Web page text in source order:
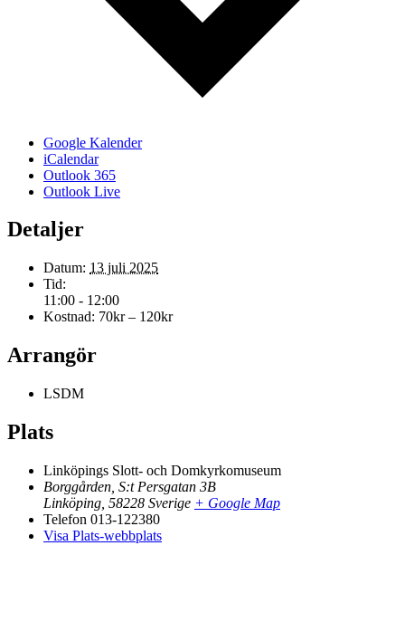
Google Kalender
iCalendar
Outlook 365
Outlook Live
Detaljer
Datum: 13 juli 2025
Tid:
11:00 - 12:00
Kostnad: 70kr – 120kr
Arrangör
LSDM
Plats
Linköpings Slott- och Domkyrkomuseum
Borggården, S:t Persgatan 3B
Linköping 58228 Sverige + Google Map
Telefon 013-122380
Visa Plats-webbplats